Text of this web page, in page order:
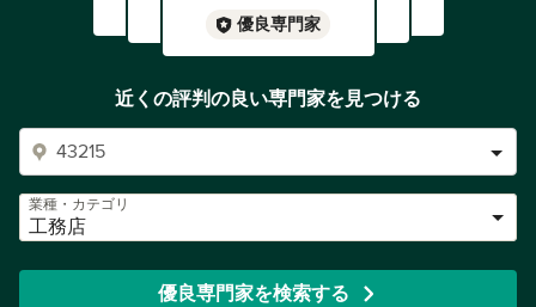
（詳しくはブログで→ https://www.arc-nakamoto.info）
リノベーションでもその数値は計算と現場の作業で算出出
来ます
どうぞお気軽にお尋ねください
受賞歴：
トータルハウジング大賞
ML【モダンリビング】豪邸拝見！掲載
優良専門家
近くの評判の良い専門家を見つける
業種・カテゴリ
工務店
優良専門家を検索する